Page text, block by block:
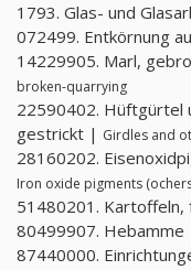
1793. Glas- und
072499. Entkörnung
14229905. Marl,
broken-quarrying
22590402. Hüftgürtel
gestrickt | Girdles and
28160202.
Iron oxide pigments
51480201. Kartoffeln,
80499907. Hebamme
87440000.